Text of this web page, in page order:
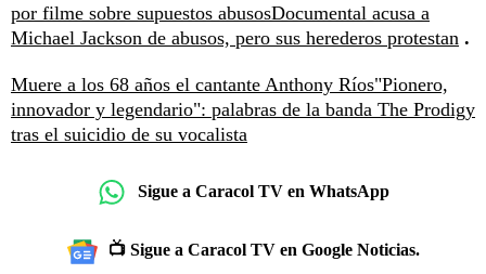
por filme sobre supuestos abusosDocumental acusa a
Michael Jackson de abusos, pero sus herederos protestan .
Muere a los 68 años el cantante Anthony Ríos"Pionero,
innovador y legendario": palabras de la banda The Prodigy
tras el suicidio de su vocalista
Sigue a Caracol TV en WhatsApp
📺 Sigue a Caracol TV en Google Noticias.